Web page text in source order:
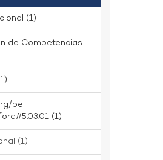
(1)
de Competencias
pe-
(1)
(1)